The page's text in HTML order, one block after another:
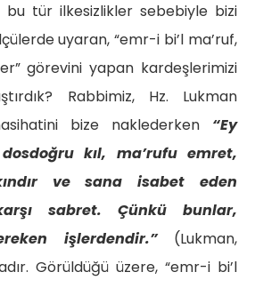
bu tür ilkesizlikler sebebiyle bizi
uyaran, “emr-i bi’l ma’ruf,
görevini yapan kardeşlerimizi
Rabbimiz, Hz. Lukman
bize naklederken “Ey
kıl, ma’rufu emret,
ve sana isabet eden
sabret. Çünkü bunlar,
işlerdendir.”(Lukman,
Görüldüğü üzere, “emr-i bi’l